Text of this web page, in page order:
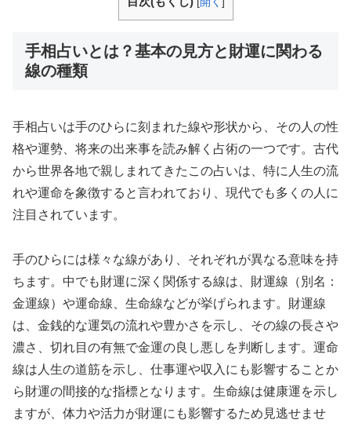
手相占いとは？基本の見方と財運に関わる
線の種類
手相占いは手のひらに刻まれた線や形状から、その人の性
格や運勢、将来の出来事を読み解く占術の一つです。古代
から世界各地で親しまれてきたこの占いは、特に人生の流
れや運命を象徴すると言われており、現代でも多くの人に
注目されています。
手のひらには様々な線があり、それぞれが異なる意味を持
ちます。中でも財運に深く関係する線は、財運線（別名：
金運線）や運命線、生命線などが挙げられます。財運線
は、金銭的な運気の流れや豊かさを示し、その線の長さや
濃さ、切れ目の有無で金運の良し悪しを判断します。運命
線は人生の道筋を示し、仕事運や収入にも影響することか
ら財運の間接的な指標となります。生命線は健康運を示し
ますが、体力や活力が財運にも影響するため見逃せませ